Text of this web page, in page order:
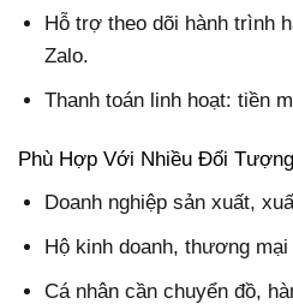
Hỗ trợ theo dõi hành trình
Zalo.
Thanh toán linh hoạt: tiền
Phù Hợp Với Nhiều Đối
Doanh nghiệp sản xuất,
Hộ kinh doanh, thương
Cá nhân cần chuyển đồ,